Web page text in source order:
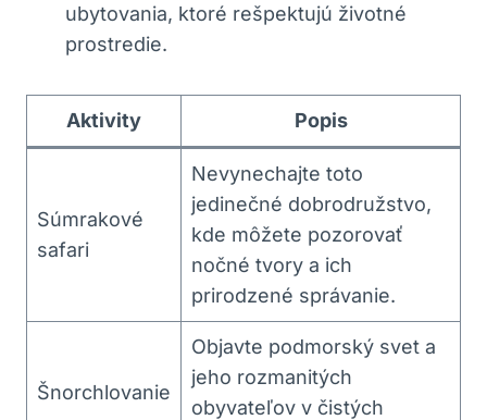
ubytovania, ktoré rešpektujú životné
prostredie.
Aktivity Popis
Súmrakové
safari
Nevynechajte toto
jedinečné dobrodružstvo,
kde môžete pozorovať
nočné tvory a ich
prirodzené správanie.
Šnorchlovanie
Objavte podmorský svet a
jeho rozmanitých
obyvateľov v čistých